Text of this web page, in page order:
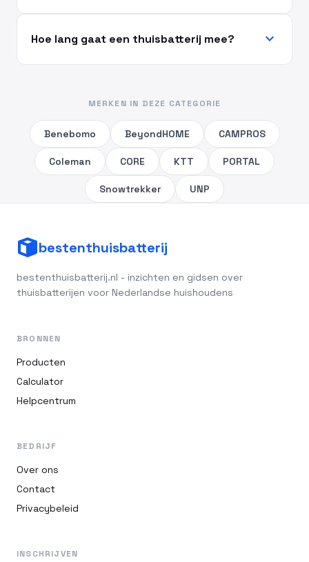
Hoe lang gaat een thuisbatterij mee? expand_more
MERKEN IN DEZE CATEGORIE
Benebomo BeyondHOME CAMPROS
Coleman CORE KTT PORTAL
Snowtrekker UNP
bestenthuisbatterij
bestenthuisbatterij.nl - inzichten en gidsen over
thuisbatterijen voor Nederlandse huishoudens
BRONNEN
Producten
Calculator
Helpcentrum
BEDRIJF
Over ons
Contact
Privacybeleid
INSCHRIJVEN